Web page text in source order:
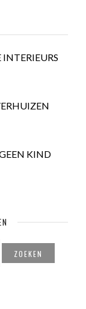
KIND